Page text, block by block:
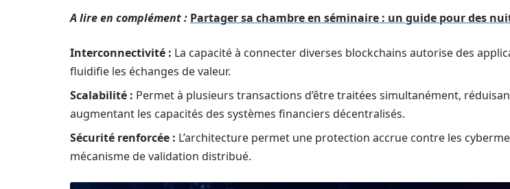
A lire en complément : Partager sa chambre en séminaire : un guide pour des
Interconnectivité : La capacité à connecter diverses blockchains autorise des
fluidifie les échanges de valeur.
Scalabilité : Permet à plusieurs transactions d’être traitées simultanément,
augmentant les capacités des systèmes financiers décentralisés.
Sécurité renforcée : L’architecture permet une protection accrue contre les
mécanisme de validation distribué.